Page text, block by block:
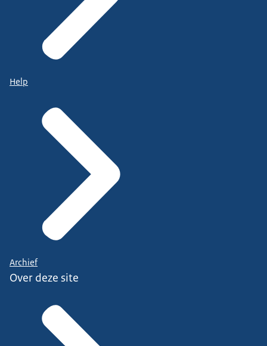
Help
Archief
Over deze site